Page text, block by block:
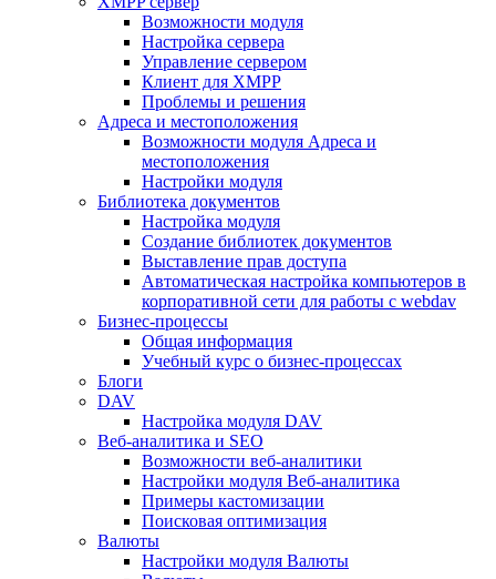
Возможности модуля
Настройка сервера
Управление сервером
Клиент для XMPP
Проблемы и решения
Адреса и местоположения
Возможности модуля Адреса и
местоположения
Настройки модуля
Библиотека документов
Настройка модуля
Создание библиотек документов
Выставление прав доступа
Автоматическая настройка компьютеров в
корпоративной сети для работы с webdav
Бизнес-процессы
Общая информация
Учебный курс о бизнес-процессах
Блоги
DAV
Настройка модуля DAV
Веб-аналитика и SEO
Возможности веб-аналитики
Настройки модуля Веб-аналитика
Примеры кастомизации
Поисковая оптимизация
Валюты
Настройки модуля Валюты